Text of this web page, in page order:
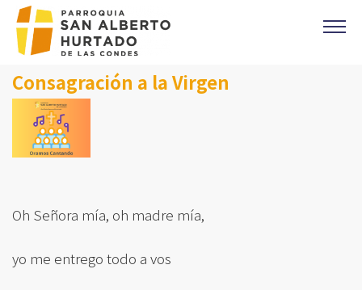
Click acá para ir directamente al contenido
CONTACTO
MISAS
OFICINA PARROQUIAL
EVANGELIO DEL DIA
Parroquia Padre Alberto Hurtado
CAMPAÑA 1%
Consagración a la Virgen
Oh Señora mía, oh madre mía,
yo me entrego todo a vos